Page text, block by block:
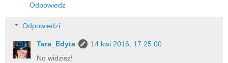
Odpowiedz
Odpowiedzi
Tara_Edyta
14 kwi 2016, 17:25:00
No widzisz!